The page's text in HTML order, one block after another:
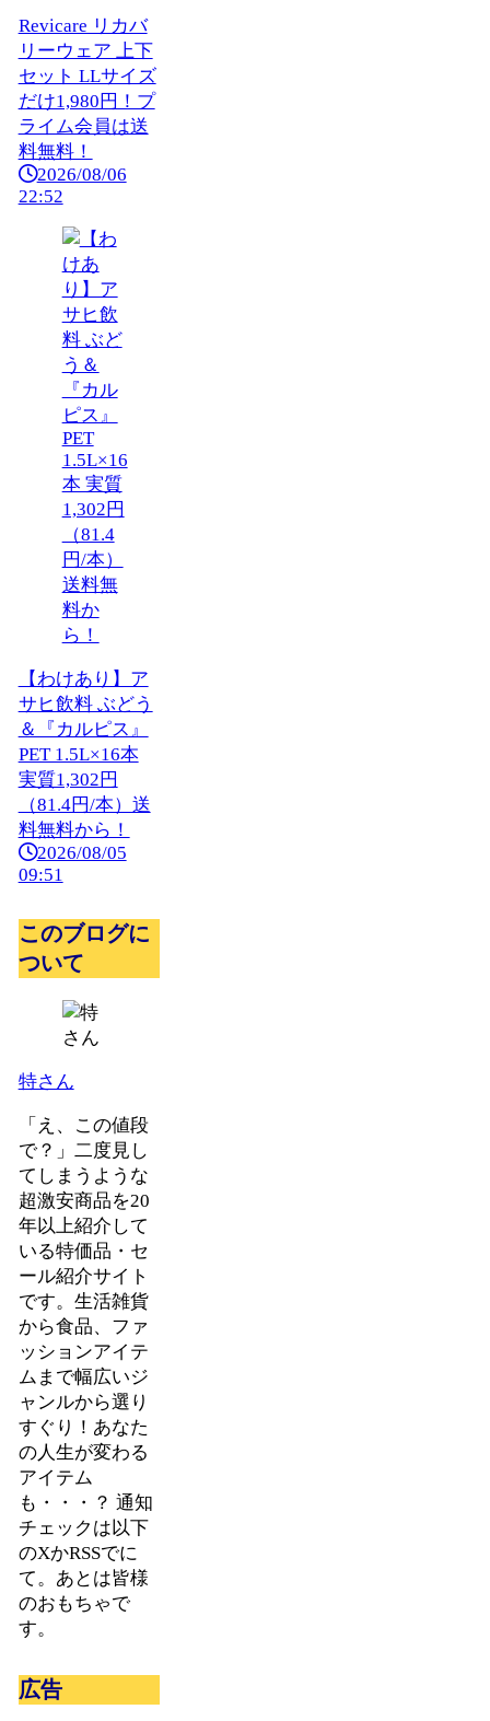
Revicare リカバ
リーウェア 上下
セット LLサイズ
だけ1,980円！プ
ライム会員は送
料無料！
2026/08/06
22:52
【わけあり】ア
サヒ飲料 ぶどう
＆『カルピス』
PET 1.5L×16本
実質1,302円
（81.4円/本）送
料無料から！
2026/08/05
09:51
このブログに
ついて
特さん
「え、この値段
で？」二度見し
てしまうような
超激安商品を20
年以上紹介して
いる特価品・セ
ール紹介サイト
です。生活雑貨
から食品、ファ
ッションアイテ
ムまで幅広いジ
ャンルから選り
すぐり！あなた
の人生が変わる
アイテム
も・・・？ 通知
チェックは以下
のXかRSSでに
て。あとは皆様
のおもちゃで
す。
広告